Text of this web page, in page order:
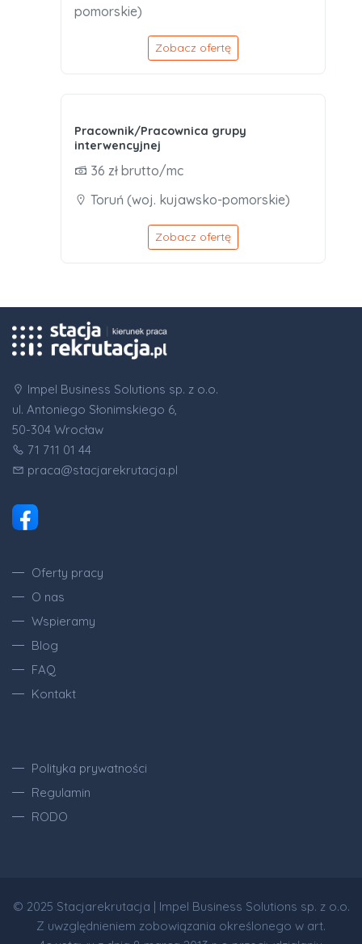
pomorskie)
Zobacz ofertę
Pracownik/Pracownica grupy
interwencyjnej
36 zł brutto/mc
Toruń (woj. kujawsko-pomorskie)
Zobacz ofertę
Impel Business Solutions sp. z o.o.
ul. Antoniego Słonimskiego 6,
50-304 Wrocław
71 711 01 44
praca@stacjarekrutacja.pl
Oferty pracy
O nas
Wspieramy
Blog
FAQ
Kontakt
Polityka prywatności
Regulamin
RODO
© 2025 Stacjarekrutacja | Impel Business Solutions sp. z o.o.
Z uwzględnieniem zobowiązania określonego w art.